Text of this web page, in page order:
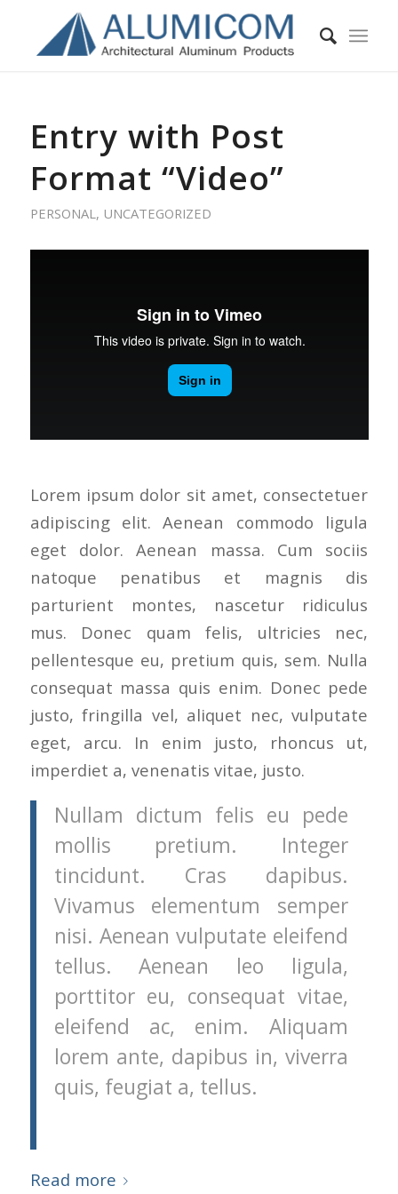
Entry with Post
Format “Video”
PERSONAL, UNCATEGORIZED
Lorem ipsum dolor sit amet, consectetuer
adipiscing elit. Aenean commodo ligula
eget dolor. Aenean massa. Cum sociis
natoque penatibus et magnis dis
parturient montes, nascetur ridiculus
mus. Donec quam felis, ultricies nec,
pellentesque eu, pretium quis, sem. Nulla
consequat massa quis enim. Donec pede
justo, fringilla vel, aliquet nec, vulputate
eget, arcu. In enim justo, rhoncus ut,
imperdiet a, venenatis vitae, justo.
Nullam dictum felis eu pede
mollis pretium. Integer
tincidunt. Cras dapibus.
Vivamus elementum semper
nisi. Aenean vulputate eleifend
tellus. Aenean leo ligula,
porttitor eu, consequat vitae,
eleifend ac, enim. Aliquam
lorem ante, dapibus in, viverra
quis, feugiat a, tellus.
Read more